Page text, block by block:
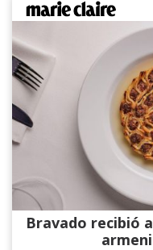
Bravado recibió